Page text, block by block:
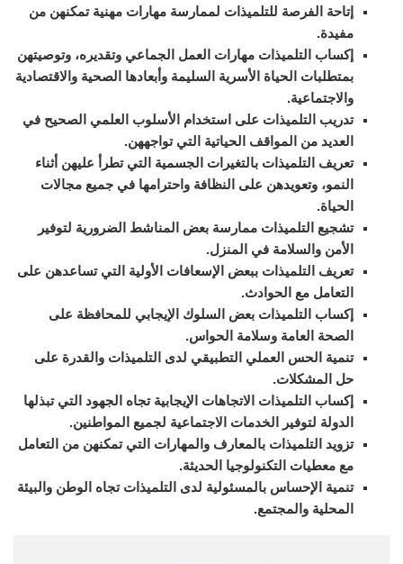
إتاحة الفرصة للتلميذات لممارسة مهارات مهنية تمكنهن من
مفيدة.
إكساب التلميذات مهارات العمل الجماعي وتقديره، وتوصيتهن
بمتطلبات الحياة الأسرية السليمة وأبعادها الصحية والاقتصادية
والاجتماعية.
تدريب التلميذات على استخدام الأسلوب العلمي الصحيح في
العديد من المواقف الحياتية التي تواجههن.
تعريف التلميذات بالتغيرات الجسمية التي تطرأ عليهن أثناء
النمو، وتعويدهن على النظافة واحترامها في جميع مجالات
الحياة.
تشجيع التلميذات ممارسة بعض المناشط الضرورية لتوفير
الأمن والسلامة في المنزل.
تعريف التلميذات ببعض الإسعافات الأولية التي تساعدهن على
التعامل مع الحوادث.
إكساب التلميذات بعض السلوك الإيجابي للمحافظة على
الصحة العامة وسلامة الحواس.
تنمية الحس العملي التطبيقي لدى التلميذات والقدرة على
حل المشكلات.
إكساب التلميذات الاتجاهات الإيجابية تجاه الجهود التي تبذلها
الدولة لتوفير الخدمات الاجتماعية لجميع المواطنين.
تزويد التلميذات بالمعارف والمهارات التي تمكنهن من التعامل
مع معطيات التكنولوجيا الحديثة.
تنمية الإحساس بالمسئولية لدى التلميذات تجاه الوطن والبيئة
المحلية والمجتمع.